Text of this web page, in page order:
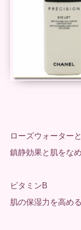
ローズウォーター
鎮静効果と肌をな
ビタミンB
肌の保湿力を高める